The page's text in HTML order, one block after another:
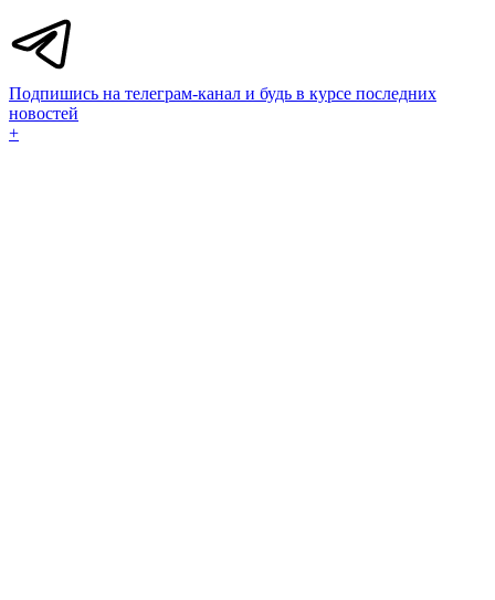
Подпишись на телеграм-канал и будь в курсе последних
новостей
+